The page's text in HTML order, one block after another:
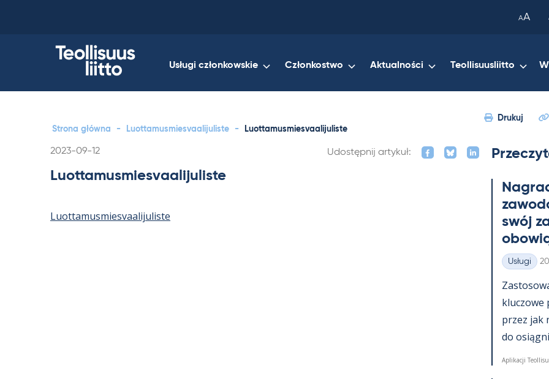
AA
Usługi członkowskie Członkostwo Aktualności Teollisuusliitto
Strona główna - Luottamusmiesvaalijuliste - Luottamusmiesvaalijuliste
Drukuj
Kirjoitettu
2023-09-12 Udostępnij artykuł:
Luottamusmiesvaalijuliste
Luottamusmiesvaalijuliste
swój
Kategorie
Usługi
kluczowe
przez jak
do
Aplikacji
your
clipboard.)